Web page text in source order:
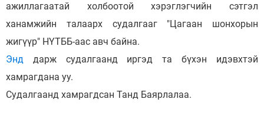
ажиллагаатай холбоотой хэрэглэгчийн сэтгэл
ханамжийн талаарх судалгааг "Цагаан шонхорын
жигүүр" НҮТББ-аас авч байна.
Энд дарж судалгаанд иргэд та бүхэн идэвхтэй
хамрагдана уу.
Судалгаанд хамрагдсан Танд Баярлалаа.